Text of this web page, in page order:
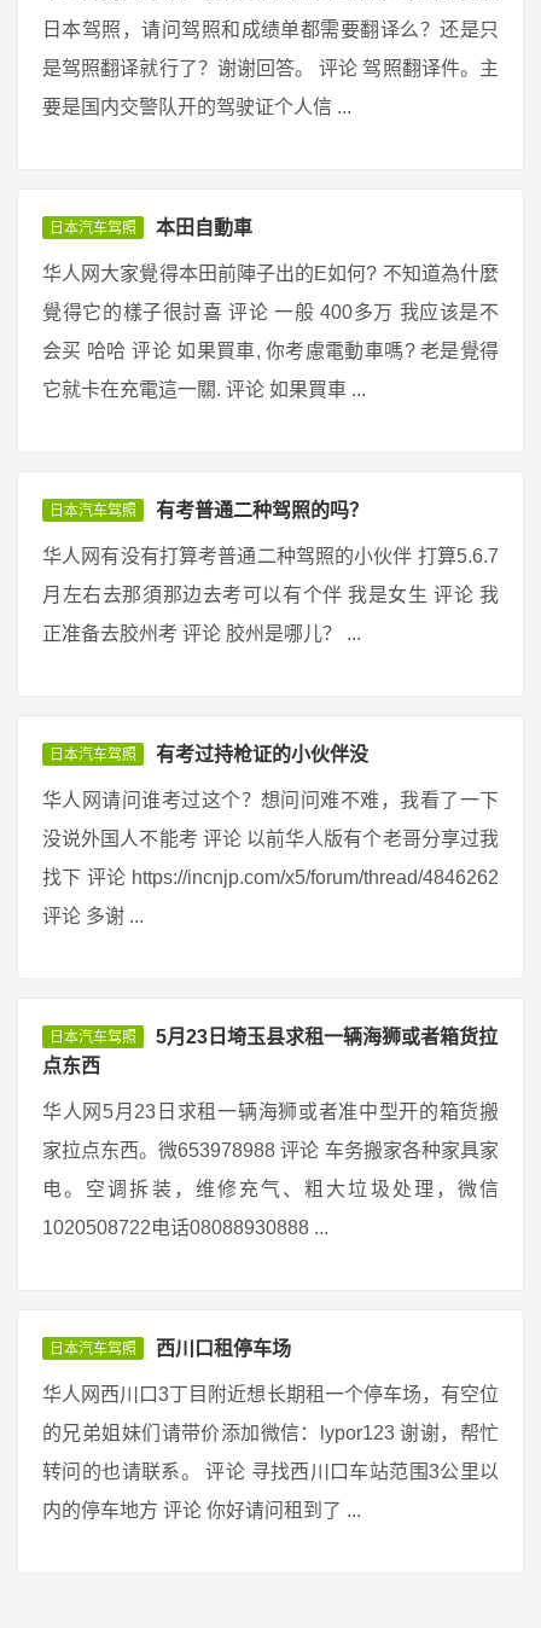
日本驾照，请问驾照和成绩单都需要翻译么？还是只
是驾照翻译就行了？谢谢回答。 评论 驾照翻译件。主
要是国内交警队开的驾驶证个人信 ...
日本汽车驾照 本田自動車
华人网大家覺得本田前陣子出的E如何? 不知道為什麼
覺得它的樣子很討喜 评论 一般 400多万 我应该是不
会买 哈哈 评论 如果買車, 你考慮電動車嗎? 老是覺得
它就卡在充電這一關. 评论 如果買車 ...
日本汽车驾照 有考普通二种驾照的吗？
华人网有没有打算考普通二种驾照的小伙伴 打算5.6.7
月左右去那須那边去考可以有个伴 我是女生 评论 我
正准备去胶州考 评论 胶州是哪儿？ ...
日本汽车驾照 有考过持枪证的小伙伴没
华人网请问谁考过这个？想问问难不难，我看了一下
没说外国人不能考 评论 以前华人版有个老哥分享过我
找下 评论 https://incnjp.com/x5/forum/thread/4846262
评论 多谢 ...
日本汽车驾照
5月23日埼玉县求租一辆海狮或者箱货拉
点东西
华人网5月23日求租一辆海狮或者准中型开的箱货搬
家拉点东西。微653978988 评论 车务搬家各种家具家
电。空调拆装，维修充气、粗大垃圾处理，微信
1020508722电话08088930888 ...
日本汽车驾照 西川口租停车场
华人网西川口3丁目附近想长期租一个停车场，有空位
的兄弟姐妹们请带价添加微信：lypor123 谢谢，帮忙
转问的也请联系。 评论 寻找西川口车站范围3公里以
内的停车地方 评论 你好请问租到了 ...